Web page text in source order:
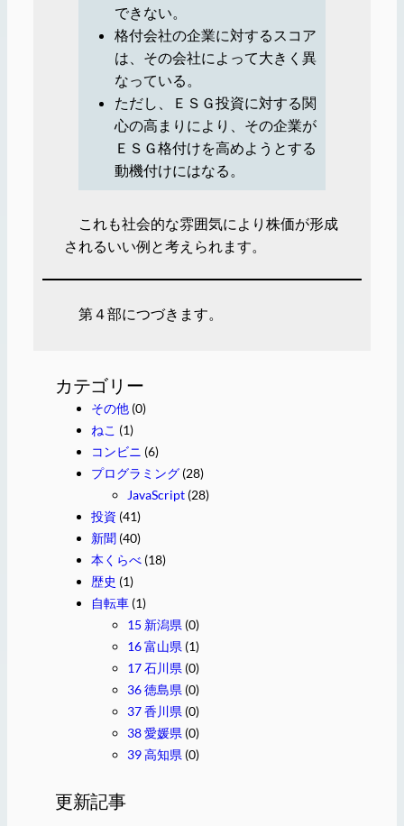
できない。
格付会社の企業に対するスコア
は、その会社によって大きく異
なっている。
ただし、ＥＳＧ投資に対する関
心の高まりにより、その企業が
ＥＳＧ格付けを高めようとする
動機付けにはなる。
これも社会的な雰囲気により株価が形成
されるいい例と考えられます。
第４部につづきます。
カテゴリー
その他(0)
ねこ (1)
コンビニ (6)
プログラミング(28)
JavaScript(28)
投資 (41)
新聞 (40)
本くらべ(18)
歴史 (1)
自転車(1)
15 新潟県(0)
16 富山県(1)
17 石川県(0)
36 徳島県(0)
37 香川県(0)
38 愛媛県(0)
39 高知県(0)
更新記事